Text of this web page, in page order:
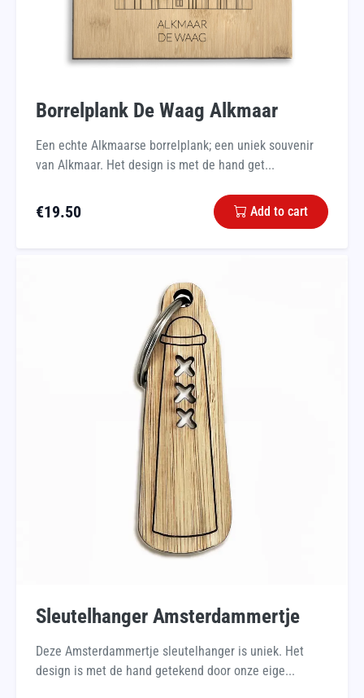
Borrelplank De Waag Alkmaar
Een echte Alkmaarse borrelplank; een uniek souvenir
van Alkmaar. Het design is met de hand get...
€19.50 Add to cart
Sleutelhanger Amsterdammertje
Deze Amsterdammertje sleutelhanger is uniek. Het
design is met de hand getekend door onze eige...